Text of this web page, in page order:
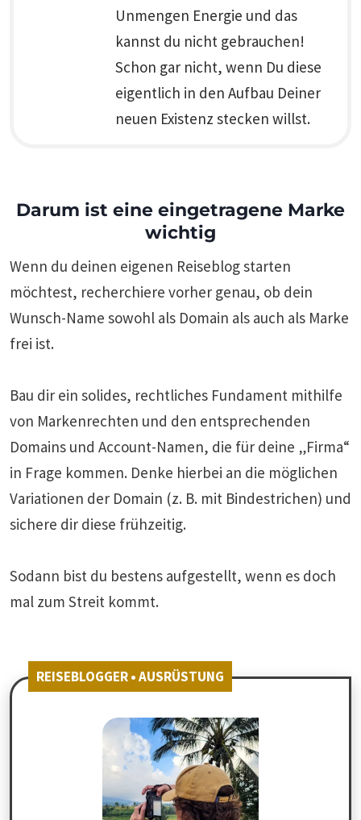
Unmengen Energie und das
kannst du nicht gebrauchen!
Schon gar nicht, wenn Du diese
eigentlich in den Aufbau Deiner
neuen Existenz stecken willst.
Darum ist eine eingetragene Marke
wichtig
Wenn du deinen eigenen Reiseblog starten
möchtest, recherchiere vorher genau, ob dein
Wunsch-Name sowohl als Domain als auch als Marke
frei ist.
Bau dir ein solides, rechtliches Fundament mithilfe
von Markenrechten und den entsprechenden
Domains und Account-Namen, die für deine „Firma“
in Frage kommen. Denke hierbei an die möglichen
Variationen der Domain (z. B. mit Bindestrichen) und
sichere dir diese frühzeitig.
Sodann bist du bestens aufgestellt, wenn es doch
mal zum Streit kommt.
REISEBLOGGER • AUSRÜSTUNG